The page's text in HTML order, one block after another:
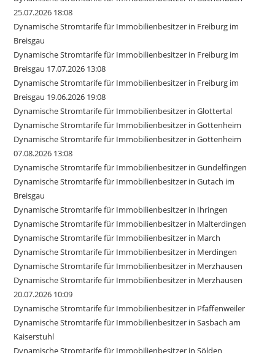
25.07.2026 18:08
Dynamische Stromtarife für Immobilienbesitzer in Freiburg im
Breisgau
Dynamische Stromtarife für Immobilienbesitzer in Freiburg im
Breisgau 17.07.2026 13:08
Dynamische Stromtarife für Immobilienbesitzer in Freiburg im
Breisgau 19.06.2026 19:08
Dynamische Stromtarife für Immobilienbesitzer in Glottertal
Dynamische Stromtarife für Immobilienbesitzer in Gottenheim
Dynamische Stromtarife für Immobilienbesitzer in Gottenheim
07.08.2026 13:08
Dynamische Stromtarife für Immobilienbesitzer in Gundelfingen
Dynamische Stromtarife für Immobilienbesitzer in Gutach im
Breisgau
Dynamische Stromtarife für Immobilienbesitzer in Ihringen
Dynamische Stromtarife für Immobilienbesitzer in Malterdingen
Dynamische Stromtarife für Immobilienbesitzer in March
Dynamische Stromtarife für Immobilienbesitzer in Merdingen
Dynamische Stromtarife für Immobilienbesitzer in Merzhausen
Dynamische Stromtarife für Immobilienbesitzer in Merzhausen
20.07.2026 10:09
Dynamische Stromtarife für Immobilienbesitzer in Pfaffenweiler
Dynamische Stromtarife für Immobilienbesitzer in Sasbach am
Kaiserstuhl